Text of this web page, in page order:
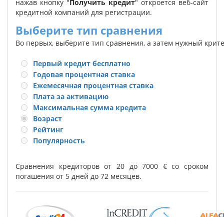
нажав кнопку "Получить кредит" откроется веб-сайт
кредитной компаний для регистрации.
Выберите тип сравнения
Во первых, выберите тип сравнения, а затем нужный
Первый кредит бесплатно
Годовая процентная ставка
Ежемесячная процентная ставка
Плата за активацию
Максимальная сумма кредита
Возраст
Рейтинг
Популярность
Сравнения кредиторов от 20 до 7000 € со сроком
погашения от 5 дней до 72 месяцев.